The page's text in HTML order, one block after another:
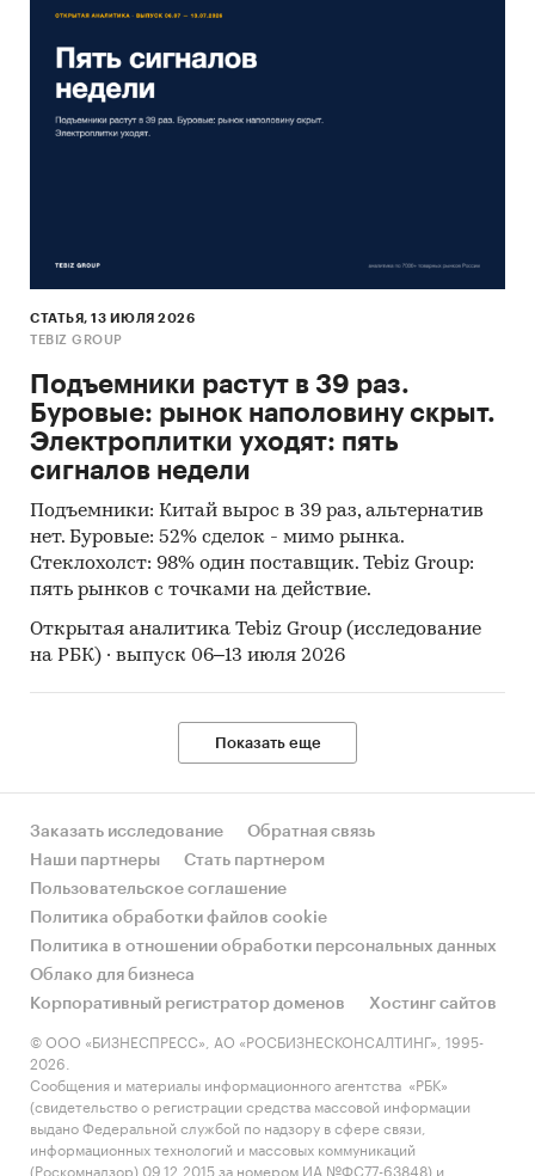
СТАТЬЯ, 13 ИЮЛЯ 2026
TEBIZ GROUP
Подъемники растут в 39 раз.
Буровые: рынок наполовину скрыт.
Электроплитки уходят: пять
сигналов недели
Подъемники: Китай вырос в 39 раз, альтернатив
нет. Буровые: 52% сделок - мимо рынка.
Стеклохолст: 98% один поставщик. Tebiz Group:
пять рынков с точками на действие.
Открытая аналитика Tebiz Group (исследование
на РБК) · выпуск 06–13 июля 2026
Показать еще
Заказать исследование
Обратная связь
Наши партнеры
Стать партнером
Пользовательское соглашение
Политика обработки файлов cookie
Политика в отношении обработки персональных данных
Облако для бизнеса
Корпоративный регистратор доменов
Хостинг сайтов
© ООО «БИЗНЕСПРЕСС», АО «РОСБИЗНЕСКОНСАЛТИНГ», 1995-
2026.
Сообщения и материалы информационного агентства «РБК»
(свидетельство о регистрации средства массовой информации
выдано Федеральной службой по надзору в сфере связи,
информационных технологий и массовых коммуникаций
(Роскомнадзор) 09.12.2015 за номером ИА №ФС77-63848) и